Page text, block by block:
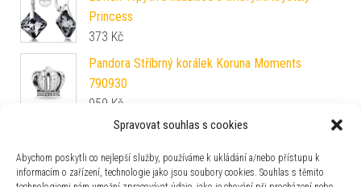
Spravovat souhlas s cookies
Abychom poskytli co nejlepší služby, používáme k ukládání a/nebo přístupu k
informacím o zařízení, technologie jako jsou soubory cookies. Souhlas s těmito
Princess
373 Kč
Pandora Stříbrný korálek Koruna Moments
790930
959 Kč
Beneto Elegantní stříbrné náušnice se zirkony
AGUC2213L
830Kč